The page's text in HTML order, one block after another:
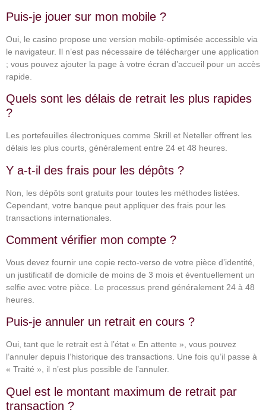
Puis-je jouer sur mon mobile ?
Oui, le casino propose une version mobile-optimisée accessible via
le navigateur. Il n’est pas nécessaire de télécharger une application
; vous pouvez ajouter la page à votre écran d’accueil pour un accès
rapide.
Quels sont les délais de retrait les plus rapides
?
Les portefeuilles électroniques comme Skrill et Neteller offrent les
délais les plus courts, généralement entre 24 et 48 heures.
Y a-t-il des frais pour les dépôts ?
Non, les dépôts sont gratuits pour toutes les méthodes listées.
Cependant, votre banque peut appliquer des frais pour les
transactions internationales.
Comment vérifier mon compte ?
Vous devez fournir une copie recto-verso de votre pièce d’identité,
un justificatif de domicile de moins de 3 mois et éventuellement un
selfie avec votre pièce. Le processus prend généralement 24 à 48
heures.
Puis-je annuler un retrait en cours ?
Oui, tant que le retrait est à l’état « En attente », vous pouvez
l’annuler depuis l’historique des transactions. Une fois qu’il passe à
« Traité », il n’est plus possible de l’annuler.
Quel est le montant maximum de retrait par
transaction ?